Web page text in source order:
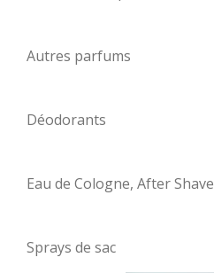
Autres parfums
Déodorants
Eau de Cologne, After Shave
Sprays de sac